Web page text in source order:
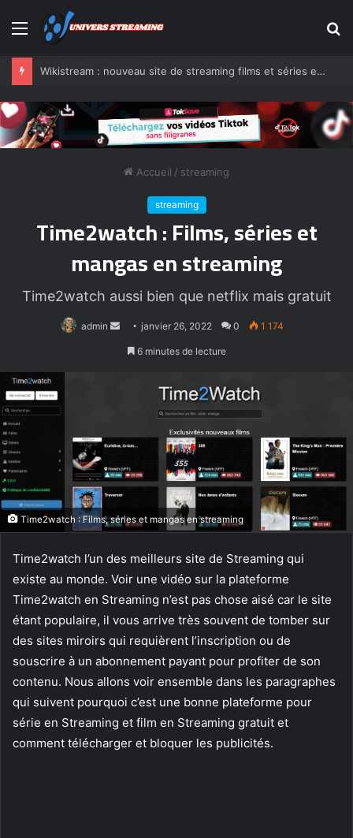
Menu
Wikistream : nouveau site de streaming films et séries en VF
Accueil / streaming
streaming
Time2watch : Films, séries et
mangas en streaming
Time2watch aussi bien que netflix mais gratuit
admin
Envoyerjanvier 26, 2022 0 1 174
6 minutes de lecture
Time2watch : Films, séries et mangas en streaming
Time2watch l’un des meilleurs site de Streaming qui
existe au monde. Voir une vidéo sur la plateforme
Time2watch en Streaming n’est pas chose aisé car le site
étant populaire, il vous arrive très souvent de tomber sur
des sites miroirs qui requièrent l’inscription ou de
souscrire à un abonnement payant pour profiter de son
contenu. Nous allons voir ensemble dans les paragraphes
qui suivent pourquoi c’est une bonne plateforme pour
série en Streaming et film en Streaming gratuit et
comment télécharger et bloquer les publicités.